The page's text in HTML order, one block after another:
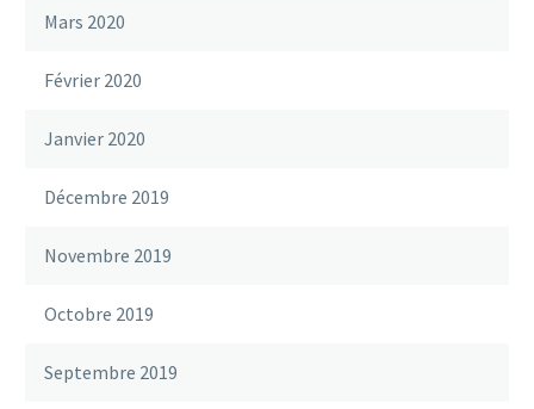
Mars 2020
Février 2020
Janvier 2020
Décembre 2019
Novembre 2019
Octobre 2019
Septembre 2019